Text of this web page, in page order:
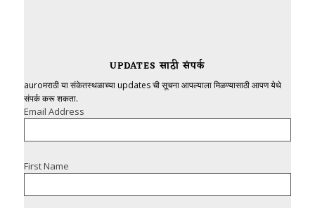
UPDATES साठी संपर्क
auroमराठी या संकेतस्थळाच्या updates ची सूचना आपल्याला मिळण्यासाठी आपण येथे
संपर्क करू शकता.
Email Address
First Name